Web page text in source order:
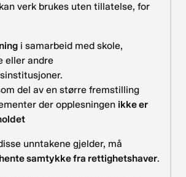
verk brukes uten tillatelse, for
i samarbeid med skole,
eller andre
del av en større fremstilling
der opplesningen ikke er
unntakene gjelder, må
samtykke fra rettighetshaver.